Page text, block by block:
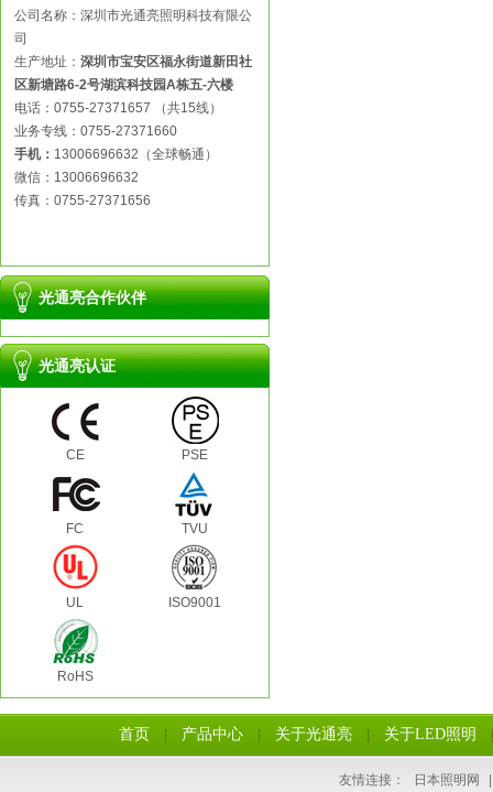
公司名称：深圳市光通亮照明科技有限公
司
生产地址： 深圳市宝安区福永街道新田社
区新塘路6-2号湖滨科技园A栋五-六楼
电话：0755-27371657 （共15线）
业务专线：0755-27371660
手机： 13006696632（全球畅通）
微信：13006696632
传真：0755-27371656
光通亮合作伙伴
光通亮认证
CE PSE
FC TVU
UL ISO9001
RoHS
首页 产品中心 关于光通亮 关于LED照明
友情连接： 日本照明网